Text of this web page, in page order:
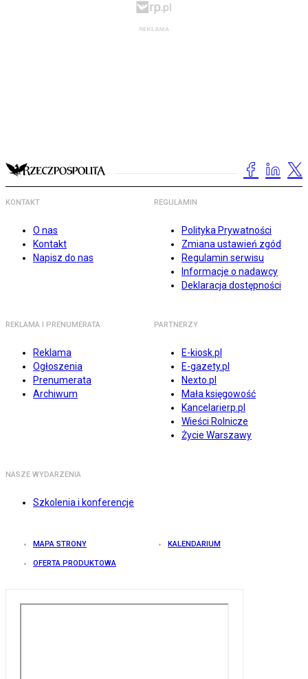
KONTAKT
O nas
Kontakt
Napisz do nas
REGULAMIN
Polityka Prywatności
Zmiana ustawień zgód
Regulamin serwisu
Informacje o nadawcy
Deklaracja dostępności
REKLAMA I PRENUMERATA
Reklama
Ogłoszenia
Prenumerata
Archiwum
PARTNERZY
E-kiosk.pl
E-gazety.pl
Nexto.pl
Mała księgowość
Kancelarierp.pl
Wieści Rolnicze
Życie Warszawy
NASZE WYDARZENIA
Szkolenia i konferencje
MAPA STRONY KALENDARIUM
OFERTA PRODUKTOWA